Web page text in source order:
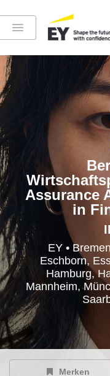
Höre in die EY-
EY
der
EY
Assurance
in
EY •
Eschborn,
Hamburg,
Mannheim,
Merken